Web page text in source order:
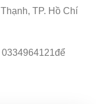
TP. Hồ Chí